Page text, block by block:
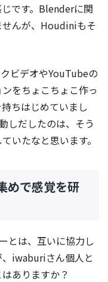
です。Blenderに関
せんが、Houdiniもそ
ビデオやYouTubeの
をちょこちょこ作っ
ちはじめていまし
しだしたのは、そう
いたなと思います。
めで感覚を研
とは、互いに協力し
iwaburiさん個人と
ありますか？